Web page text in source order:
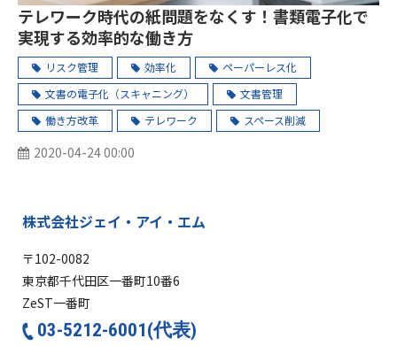
テレワーク時代の紙問題をなくす！書類電子化で
実現する効率的な働き方
リスク管理 効率化
ペーパーレス化
文書の電子化（スキャニング）
文書管理
働き方改革
テレワーク スペース削減
2020-04-24 00:00
株式会社ジェイ・アイ・エム
〒102-0082
東京都千代田区一番町10番6
ZeST一番町
03-5212-6001(代表)